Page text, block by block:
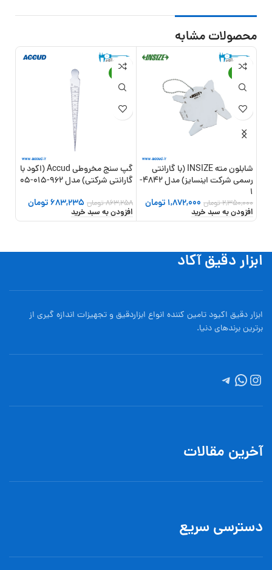
محصولات مشابه
-20%
شابلون مته INSIZE (با گارانتی
رسمی شرکت اینسایز) مدل 4842-
1
2,350,000تومان 1,872,000 تومان
افزودن به سبد خرید
-21%
گپ سنج مخروطی Accud (اکود با
گارانتی شرکتی) مدل 962-015-05
863,258تومان 683,235تومان
افزودن به سبد خرید
ابزار دقیق آکاد
ابزار دقیق اکیود تامین کننده انواع ابزاردقيق و تجهيزات اندازه گیری از
برترین برندهای دنیا.
آخرین مقالات
دسترسی سریع